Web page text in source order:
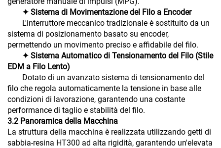
✦ Sistema di Movimentazione del Filo a Encoder
L'interruttore meccanico tradizionale è sostituito da un
sistema di posizionamento basato su encoder,
permettendo un movimento preciso e affidabile del filo.
✦ Sistema Automatico di Tensionamento del Filo (Stile
EDM a Filo Lento)
Dotato di un avanzato sistema di tensionamento del
filo che regola automaticamente la tensione in base alle
condizioni di lavorazione, garantendo una costante
performance di taglio e stabilità del filo.
3.2 Panoramica della Macchina
La struttura della macchina è realizzata utilizzando getti di
sabbia-resina HT300 ad alta rigidità, garantendo un'elevata